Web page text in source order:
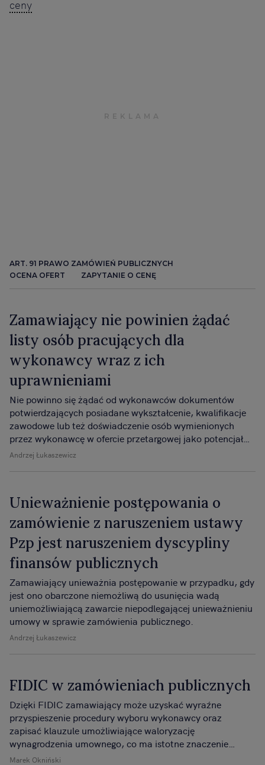
ceny
ART. 91 PRAWO ZAMÓWIEŃ PUBLICZNYCH
OCENA OFERT
ZAPYTANIE O CENĘ
Zamawiający nie powinien żądać
listy osób pracujących dla
wykonawcy wraz z ich
uprawnieniami
Andrzej Łukaszewicz
Nie powinno się żądać od wykonawców dokumentów
potwierdzających posiadane wykształcenie, kwalifikacje
zawodowe lub też doświadczenie osób wymienionych
przez wykonawcę w ofercie przetargowej jako potencjał
osobowy.
Unieważnienie postępowania o
zamówienie z naruszeniem ustawy
Pzp jest naruszeniem dyscypliny
finansów publicznych
Andrzej Łukaszewicz
Zamawiający unieważnia postępowanie w przypadku, gdy
jest ono obarczone niemożliwą do usunięcia wadą
uniemożliwiającą zawarcie niepodlegającej unieważnieniu
umowy w sprawie zamówienia publicznego.
FIDIC w zamówieniach publicznych
Marek Okniński
Dzięki FIDIC zamawiający może uzyskać wyraźne
przyspieszenie procedury wyboru wykonawcy oraz
zapisać klauzule umożliwiające waloryzację
wynagrodzenia umownego, co ma istotne znaczenie
zwłaszcza przy realizacji dużych inwestycji